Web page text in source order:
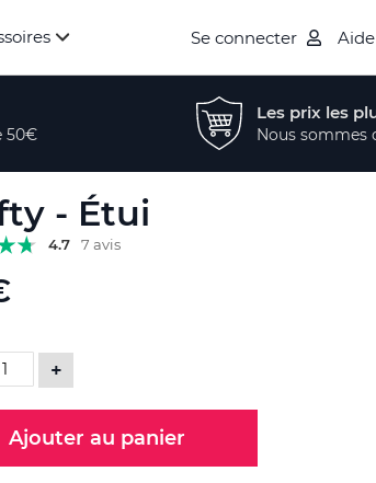
Se connecter Aide
50€
Les prix les
Nous sommes
- Étui
4.7 7 avis
+
Ajouter au panier